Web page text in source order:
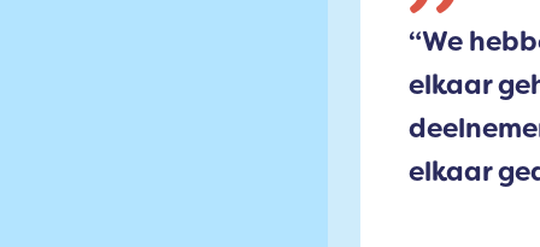
“We
elkaar
elkaar